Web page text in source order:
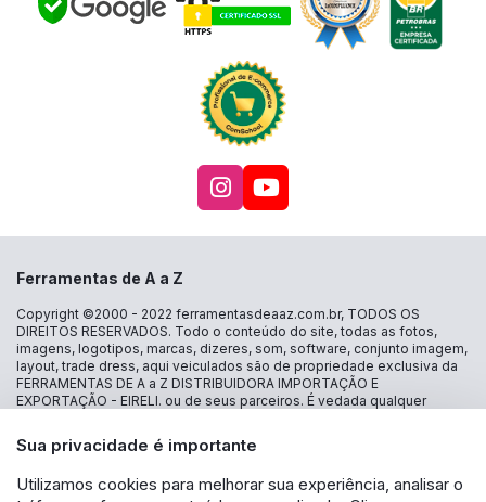
Sua privacidade é importante
Utilizamos cookies para melhorar sua experiência, analisar o
Acesse nosso
Acesse nosso
Ferramentas de A a Z
Copyright ©2000 - 2022 ferramentasdeaaz.com.br, TODOS OS
DIREITOS RESERVADOS. Todo o conteúdo do site, todas as fotos,
imagens, logotipos, marcas, dizeres, som, software, conjunto imagem,
layout, trade dress, aqui veiculados são de propriedade exclusiva da
FERRAMENTAS DE A a Z DISTRIBUIDORA IMPORTAÇÃO E
EXPORTAÇÃO - EIRELI. ou de seus parceiros. É vedada qualquer
expressa autorização. A violação de qualquer direito mencionado
implicará na responsabilização cível e criminal nos termos da Lei.
EXPORTAÇÃO - EIRELI - CNPJ: 30.356.735/0001-13 - Estrada das